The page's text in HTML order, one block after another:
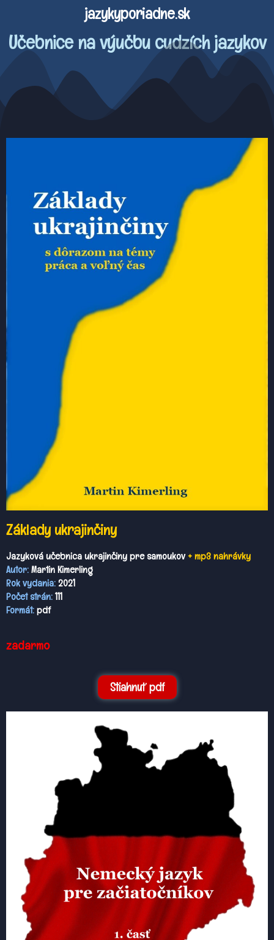
jazykyporiadne.sk
Učebnice na výučbu cudzích jazykov
Základy ukrajinčiny
Jazyková učebnica ukrajinčiny pre samoukov + mp3 nahrávky
Autor:Martin Kimerling
Rok vydania:2021
Počet strán:111
Formát:pdf
zadarmo
Stiahnuť pdf